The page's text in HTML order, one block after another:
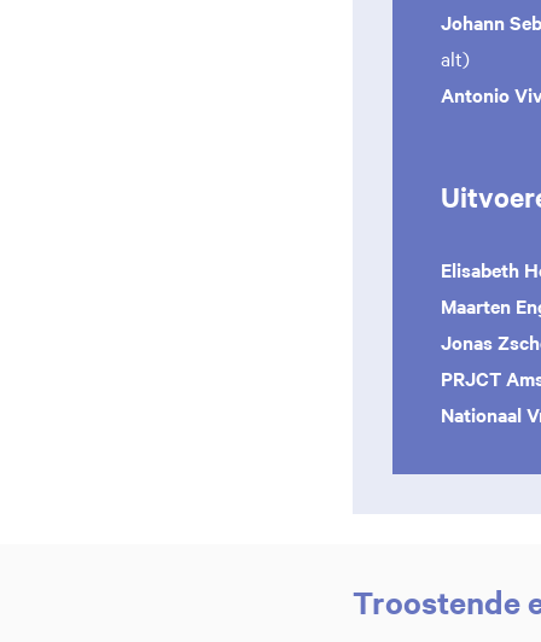
Johann
alt)
Antonio
Elisabeth
Maarten
Jonas
PRJCT
Nationaal
Troostende